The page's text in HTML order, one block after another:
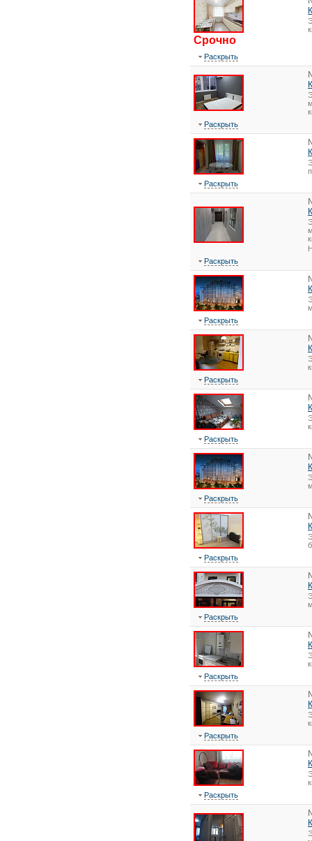
Срочно
Раскрыть
Раскрыть
Раскрыть
Раскрыть
Раскрыть
Раскрыть
Раскрыть
Раскрыть
Раскрыть
Раскрыть
Раскрыть
Раскрыть
Раскрыть